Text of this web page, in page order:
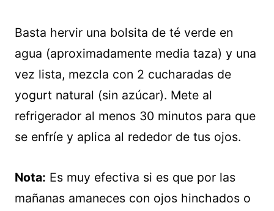
Basta hervir una bolsita de té verde en
agua (aproximadamente media taza) y una
vez lista, mezcla con 2 cucharadas de
yogurt natural (sin azúcar). Mete al
refrigerador al menos 30 minutos para que
se enfríe y aplica al rededor de tus ojos.
Nota: Es muy efectiva si es que por las
mañanas amaneces con ojos hinchados o